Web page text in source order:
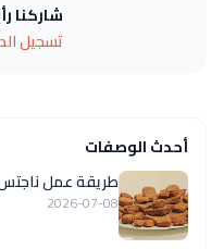
شاركنا
تسجيل
أحدث الوصفات
طريقة عمل
2026-07-08